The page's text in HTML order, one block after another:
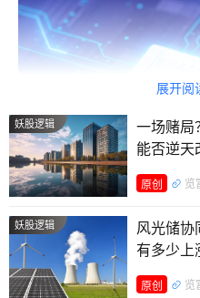
展开阅
妖股逻辑
一场赌局
能否逆天
原创 览
妖股逻辑
风光储协
有多少上
原创 览